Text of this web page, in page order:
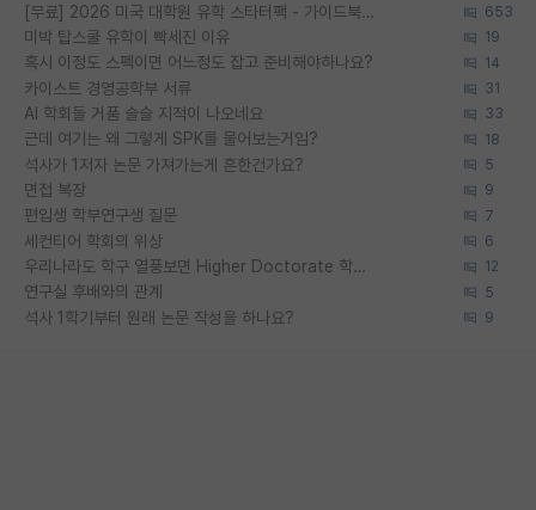
[무료] 2026 미국 대학원 유학 스타터팩 - 가이드북 & 합격자 컨택메일 템플릿 653
미박 탑스쿨 유학이 빡세진 이유 19
혹시 이정도 스펙이면 어느정도 잡고 준비해야하나요? 14
카이스트 경영공학부 서류 31
AI 학회들 거품 슬슬 지적이 나오네요 33
근데 여기는 왜 그렇게 SPK를 물어보는거임? 18
석사가 1저자 논문 가져가는게 흔한건가요? 5
면접 복장 9
편입생 학부연구생 질문 7
세컨티어 학회의 위상 6
우리나라도 학구 열풍보면 Higher Doctorate 학위가 필요하다고 봅니다. 12
연구실 후배와의 관계 5
석사 1학기부터 원래 논문 작성을 하나요? 9